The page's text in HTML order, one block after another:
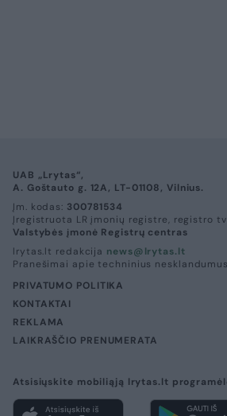
UAB „Lrytas“,
A. Goštauto g. 12A, LT-01108, Vilnius.
Įm. kodas: 300781534
Įregistruota LR įmonių registre, registro
Valstybės įmonė Registrų centras
lrytas.lt redakcija news@lrytas.lt
Pranešimai apie techninius nesklandumus
PRIVATUMO POLITIKA
KONTAKTAI
REKLAMA
LAIKRAŠČIO PRENUMERATA
Atsisiųskite mobiliąją lrytas.lt